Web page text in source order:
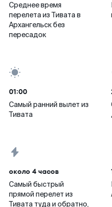
Среднее время
перелета из Тивата в
Архангельск без
пересадок
01:00
Самый ранний вылет из
Тивата
около 4 часов
Самый быстрый
прямой перелет из
Тивата туда и обратно,